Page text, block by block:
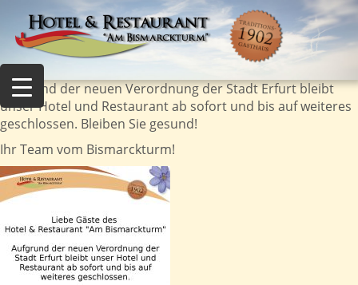
Aufgrund der neuen Verordnung der Stadt Erfurt bleibt
unser Hotel und Restaurant ab sofort und bis auf weiteres
geschlossen. Bleiben Sie gesund!
Ihr Team vom Bismarckturm!